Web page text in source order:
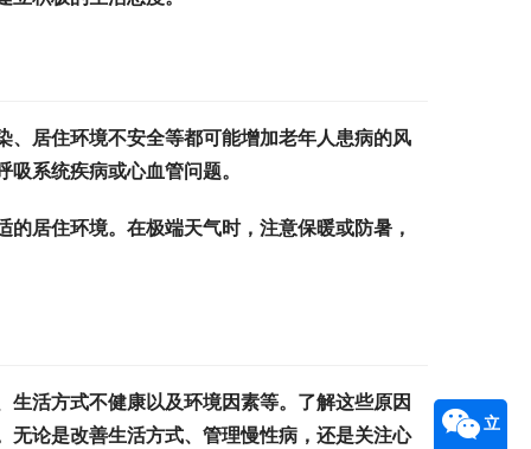
居住环境不安全等都可能增加老年人患病的风
系统疾病或心血管问题。
居住环境。在极端天气时，注意保暖或防暑，
活方式不健康以及环境因素等。了解这些原因
论是改善生活方式、管理慢性病，还是关注心
立